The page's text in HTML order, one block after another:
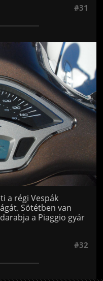
#31
a régi Vespák
Sötétben van
a Piaggio gyár
#32